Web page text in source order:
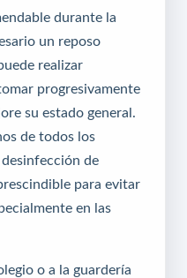
durante la
un reposo
realizar
progresivamente
su estado general.
de todos los
de
para evitar
en las
o a la guardería